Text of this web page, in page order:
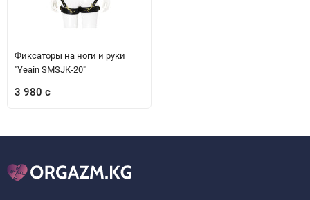
Фиксаторы на ноги и руки
"Yeain SMSJK-20"
3 980 с